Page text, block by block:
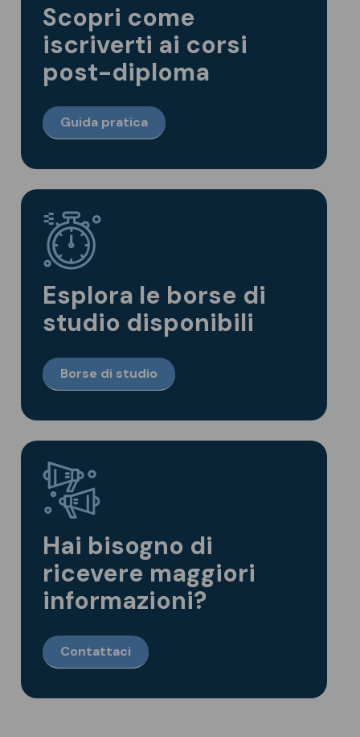
Scopri come
iscriverti ai corsi
post-diploma
Guida pratica
Esplora le borse di
studio disponibili
Borse di studio
Hai bisogno di
ricevere maggiori
informazioni?
Contattaci